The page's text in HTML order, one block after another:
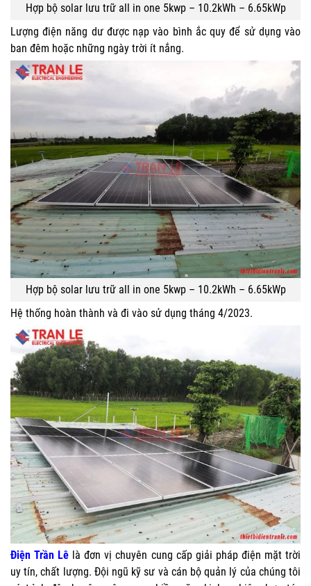
Hợp bộ solar lưu trữ all in one 5kwp – 10.2kWh – 6.65kWp
Lượng điện năng dư được nạp vào bình ắc quy để sử dụng vào
ban đêm hoặc những ngày trời ít nắng.
Hợp bộ solar lưu trữ all in one 5kwp – 10.2kWh – 6.65kWp
Hệ thống hoàn thành và đi vào sử dụng tháng 4/2023.
Điện Trần Lê là đơn vị chuyên cung cấp giải pháp điện mặt trời
uy tín, chất lượng. Đội ngũ kỹ sư và cán bộ quản lý của chúng tôi